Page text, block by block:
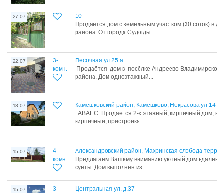
27.07
10
Продается дом с земельным участком (30 соток) в
района. От города Судогды...
22.07
3-
комн.
Песочная ул 25 а
Продаётся дом в посёлке Андреево
района. Дом одноэтажный...
18.07
Камешковский район, Камешково, Некрасова ул 14
АВАНС. Продается 2-х этажный, кирпичный дом,
кирпичный, пристройка...
15.07
4-
комн.
Александровский район, Махринская слобода
Предлагаем Вашему вниманию уютный дом
суеты. Дом выполнен из...
15.07
3-
Центральная ул. д.37